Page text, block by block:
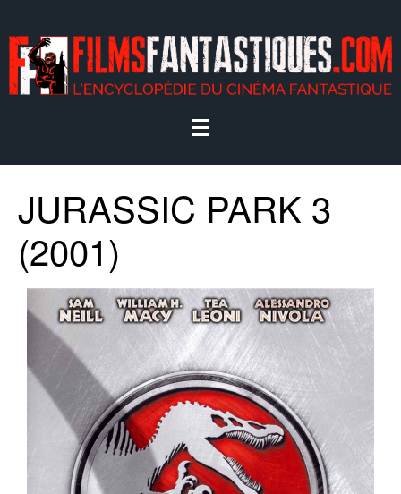
JURASSIC PARK 3
(2001)